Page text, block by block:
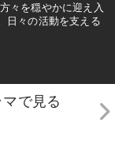
々を穏やかに迎え入
日々の活動を支える
で見る